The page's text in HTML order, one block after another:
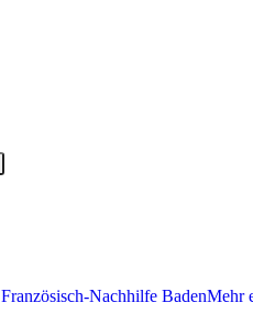
Französisch-Nachhilfe BadenMehr